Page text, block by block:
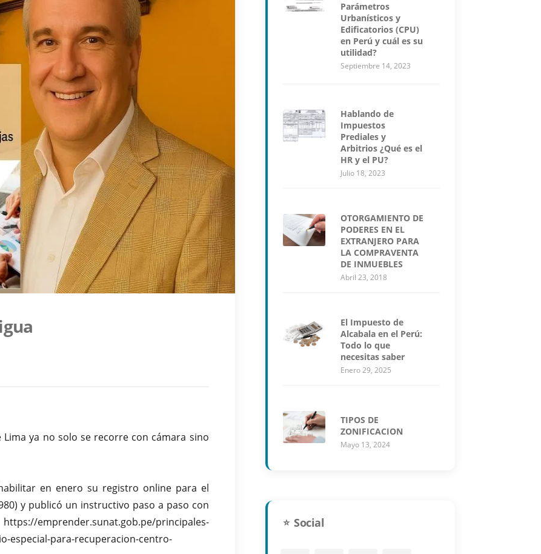
ya no solo se recorre con cámara sino
en enero su registro online para el
y publicó un instructivo paso a paso con
https://emprender.sunat.gob.pe/principales-
especial-para-recuperacion-centro-
Parámetros
Urbanísticos y
Edificatorios (CPU)
en Perú y cuál es su
utilidad?
Septiembre 14, 2023
Hablando de
Impuestos
Prediales y
Arbitrios ¿Qué es el
HR y el PU?
Julio 18, 2023
OTORGAMIENTO DE
PODERES EN EL
EXTRANJERO PARA
LA COMPRAVENTA
DE INMUEBLES
Abril 23, 2018
El Impuesto de
Alcabala en el Perú:
Todo lo que
necesitas saber
Enero 29, 2025
TIPOS DE
ZONIFICACION
Mayo 13, 2024
Social